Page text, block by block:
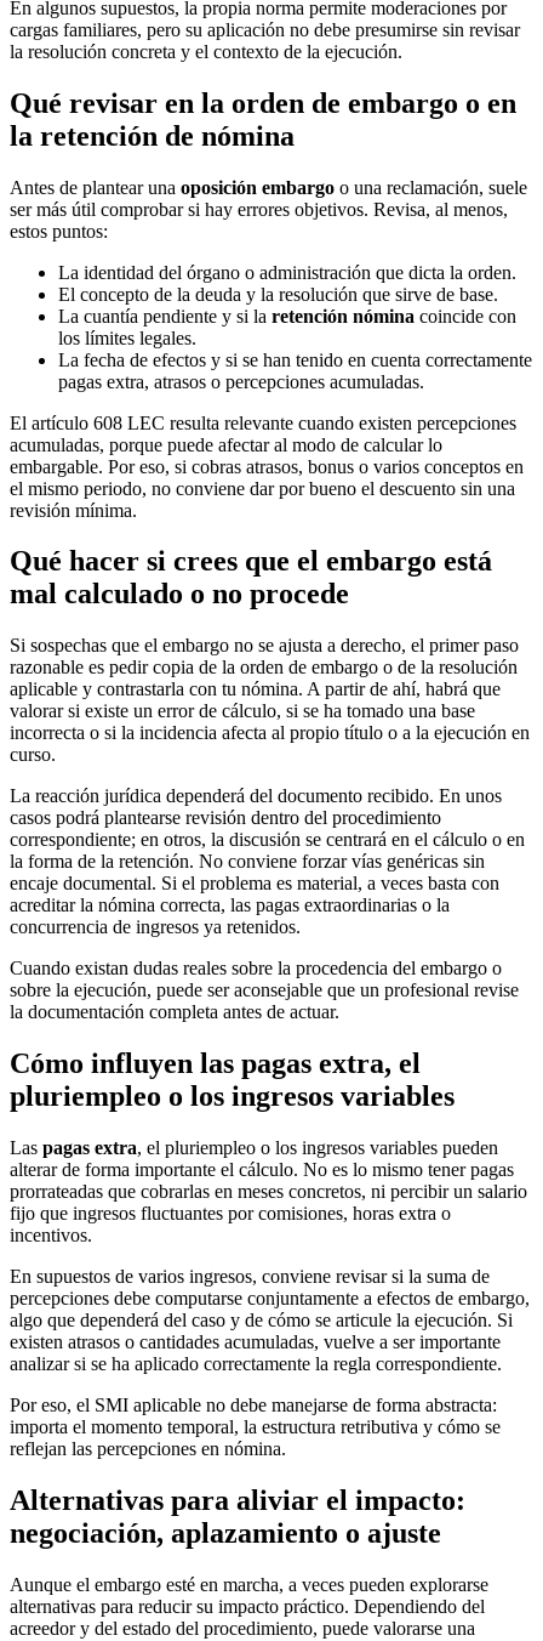
En algunos supuestos, la propia norma permite moderaciones por
cargas familiares, pero su aplicación no debe presumirse sin revisar
la resolución concreta y el contexto de la ejecución.
Qué revisar en la orden de embargo o en
la retención de nómina
Antes de plantear una oposición embargo o una reclamación, suele
ser más útil comprobar si hay errores objetivos. Revisa, al menos,
estos puntos:
La identidad del órgano o administración que dicta la orden.
El concepto de la deuda y la resolución que sirve de base.
La cuantía pendiente y si la retención nómina coincide con
los límites legales.
La fecha de efectos y si se han tenido en cuenta correctamente
pagas extra, atrasos o percepciones acumuladas.
El artículo 608 LEC resulta relevante cuando existen percepciones
acumuladas, porque puede afectar al modo de calcular lo
embargable. Por eso, si cobras atrasos, bonus o varios conceptos en
el mismo periodo, no conviene dar por bueno el descuento sin una
revisión mínima.
Qué hacer si crees que el embargo está
mal calculado o no procede
Si sospechas que el embargo no se ajusta a derecho, el primer paso
razonable es pedir copia de la orden de embargo o de la resolución
aplicable y contrastarla con tu nómina. A partir de ahí, habrá que
valorar si existe un error de cálculo, si se ha tomado una base
incorrecta o si la incidencia afecta al propio título o a la ejecución en
curso.
La reacción jurídica dependerá del documento recibido. En unos
casos podrá plantearse revisión dentro del procedimiento
correspondiente; en otros, la discusión se centrará en el cálculo o en
la forma de la retención. No conviene forzar vías genéricas sin
encaje documental. Si el problema es material, a veces basta con
acreditar la nómina correcta, las pagas extraordinarias o la
concurrencia de ingresos ya retenidos.
Cuando existan dudas reales sobre la procedencia del embargo o
sobre la ejecución, puede ser aconsejable que un profesional revise
la documentación completa antes de actuar.
Cómo influyen las pagas extra, el
pluriempleo o los ingresos variables
Las pagas extra, el pluriempleo o los ingresos variables pueden
alterar de forma importante el cálculo. No es lo mismo tener pagas
prorrateadas que cobrarlas en meses concretos, ni percibir un salario
fijo que ingresos fluctuantes por comisiones, horas extra o
incentivos.
En supuestos de varios ingresos, conviene revisar si la suma de
percepciones debe computarse conjuntamente a efectos de embargo,
algo que dependerá del caso y de cómo se articule la ejecución. Si
existen atrasos o cantidades acumuladas, vuelve a ser importante
analizar si se ha aplicado correctamente la regla correspondiente.
Por eso, el SMI aplicable no debe manejarse de forma abstracta:
importa el momento temporal, la estructura retributiva y cómo se
reflejan las percepciones en nómina.
Alternativas para aliviar el impacto:
negociación, aplazamiento o ajuste
Aunque el embargo esté en marcha, a veces pueden explorarse
alternativas para reducir su impacto práctico. Dependiendo del
acreedor y del estado del procedimiento, puede valorarse una